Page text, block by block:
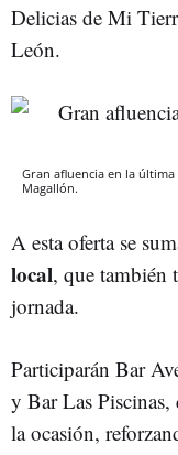
Delicias de Mi
León.
Gran afluencia en la
Magallón.
A esta oferta se
local, que también
jornada.
Participarán Bar
y Bar Las Piscinas,
la ocasión,